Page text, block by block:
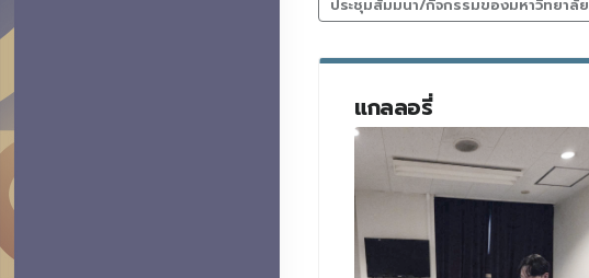
ประชุมสัมมนา/กิจกรรมของมหาวิทยาลัย
แกลลอรี่